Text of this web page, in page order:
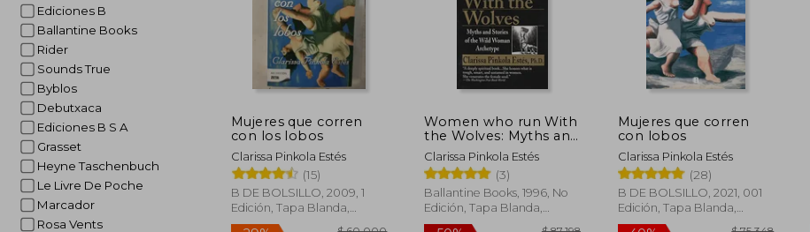
Ediciones B
Ballantine Books
Rider
Sounds True
Byblos
Debutxaca
Ediciones B S A
Grasset
Heyne Taschenbuch
Le Livre De Poche
Marcador
Rosa Vents
Mujeres que corren
con los lobos
Clarissa Pinkola Estés
(15)
B DE BOLSILLO, 2009, 1
Edición, Tapa Blanda,
Usado
Women who run With
the Wolves: Myths and
Stories of the Wild
Woman Archetype (en
Inglés)
Clarissa Pinkola Estés
(3)
Ballantine Books, 1996, No
Edición, Tapa Blanda,
Nuevo
Mujeres que corren
con lobos
Clarissa Pinkola Estés
(28)
B DE BOLSILLO, 2021, 001
Edición, Tapa Blanda,
Nuevo